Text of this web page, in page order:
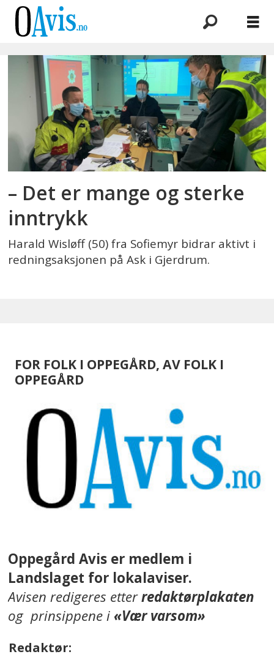
Emne:
skredulykke
– Det er mange og sterke
inntrykk
Harald Wisløff (50) fra Sofiemyr bidrar aktivt i
redningsaksjonen på Ask i Gjerdrum.
FOR FOLK I OPPEGÅRD, AV FOLK I
OPPEGÅRD
Oppegård Avis er medlem i
Landslaget for lokalaviser.
Avisen redigeres etterredaktørplakaten
og prinsippene i«Vær varsom»
Redaktør: